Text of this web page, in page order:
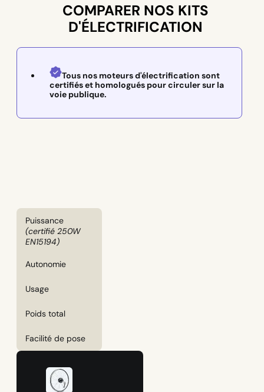
COMPARER NOS KITS
D'ÉLECTRIFICATION
Tous nos moteurs d'électrification sont
certifiés et homologués pour circuler sur la
voie publique.
Puissance
(certifié 250W
EN15194)
Autonomie
Usage
Poids total
Facilité de pose